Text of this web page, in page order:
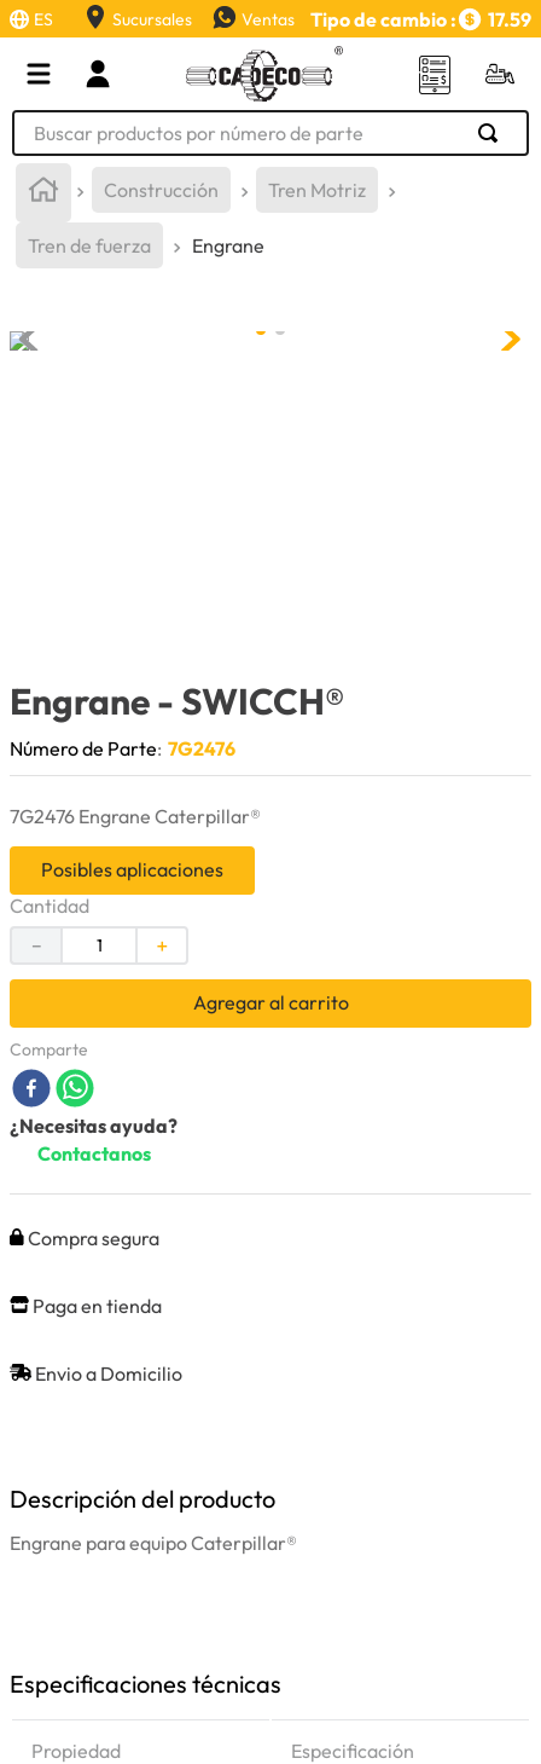
ES Sucursales Ventas Tipo de cambio : 17.59
Buscar productos por número de parte
Construcción Tren Motriz
Tren de fuerza Engrane
Engrane- SWICCH®
Número de Parte: 7G2476
7G2476 Engrane Caterpillar®
Posibles aplicaciones
Cantidad
＋
－
Agregar al carrito
Comparte
¿Necesitas ayuda?
Contactanos
Compra segura
Paga en tienda
Envio a Domicilio
Descripción del producto
Engrane para equipo Caterpillar®
Especificaciones técnicas
Propiedad Especificación
TÉRMINOS MÁS BUSCADOS
2 .
aceite